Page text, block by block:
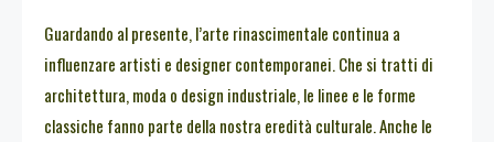
Guardando al presente, l’arte rinascimentale continua a
influenzare artisti e designer contemporanei. Che si tratti di
architettura, moda o design industriale, le linee e le forme
classiche fanno parte della nostra eredità culturale. Anche le